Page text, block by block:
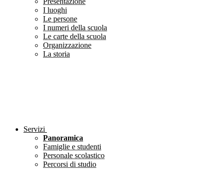
I luoghi
Le persone
I numeri della scuola
Le carte della scuola
Organizzazione
La storia
Servizi
Panoramica
Famiglie e studenti
Personale scolastico
Percorsi di studio